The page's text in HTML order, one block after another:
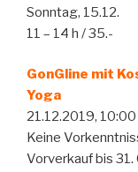
Sonntag, 15.12.
11 – 14 h / 35.-
GonGline mit
Yoga
21.12.2019, 10:00
Keine
Vorverkauf bis